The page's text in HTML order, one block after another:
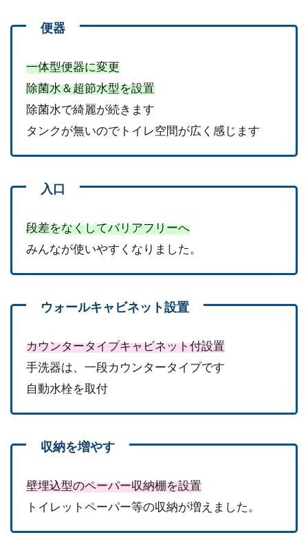
一体型便器に変更
除菌水＆超節水型を設置
除菌水で綺麗が続きます
タンクが無いのでトイレ空間が広く感じます
段差をなくしてバリアフリーへ
みんなが使いやすくなりました。
カウンタータイプキャビネット付設置
手洗器は、一段カウンタータイプです
自動水栓を取付
壁埋込型のペーパー収納棚を設置
トイレットペーパー等の収納が増えました。